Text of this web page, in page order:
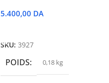
5.400,00 DA
SKU: 3927
POIDS 0,18 kg